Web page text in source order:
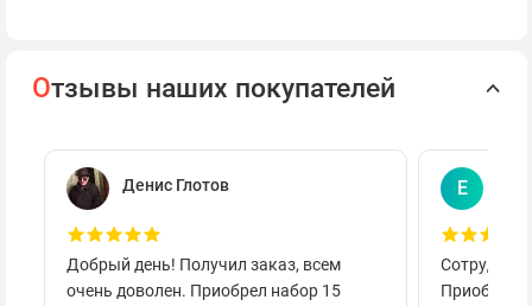
Отзывы наших покупателей
Денис Глотов
Добрый день! Получил заказ, всем
очень доволен. Приобрел набор 15
Е